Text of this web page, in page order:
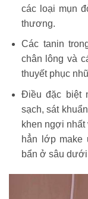
các loại mụn
thương.
Các tanin
chân lông và
thuyết phục
Điều đặc biệt
sạch, sát
khen ngợi nhất
hẳn lớp make
bẩn ở sâu dưới